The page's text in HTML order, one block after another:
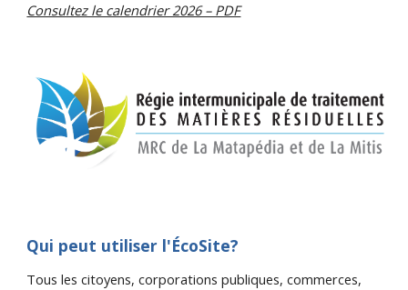
Consultez le calendrier 2026 – PDF
Qui peut utiliser l'ÉcoSite?
Tous les citoyens, corporations publiques, commerces,